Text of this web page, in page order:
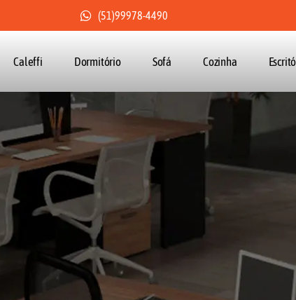
(51)99978-4490
Caleffi Dormitório Sofá Cozinha